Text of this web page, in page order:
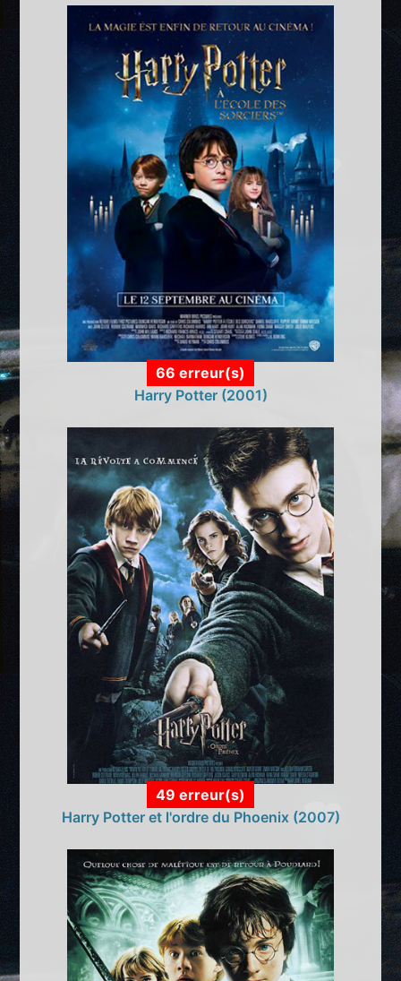
66 erreur(s)
Harry Potter (2001)
49 erreur(s)
Harry Potter et l'ordre du Phoenix (2007)